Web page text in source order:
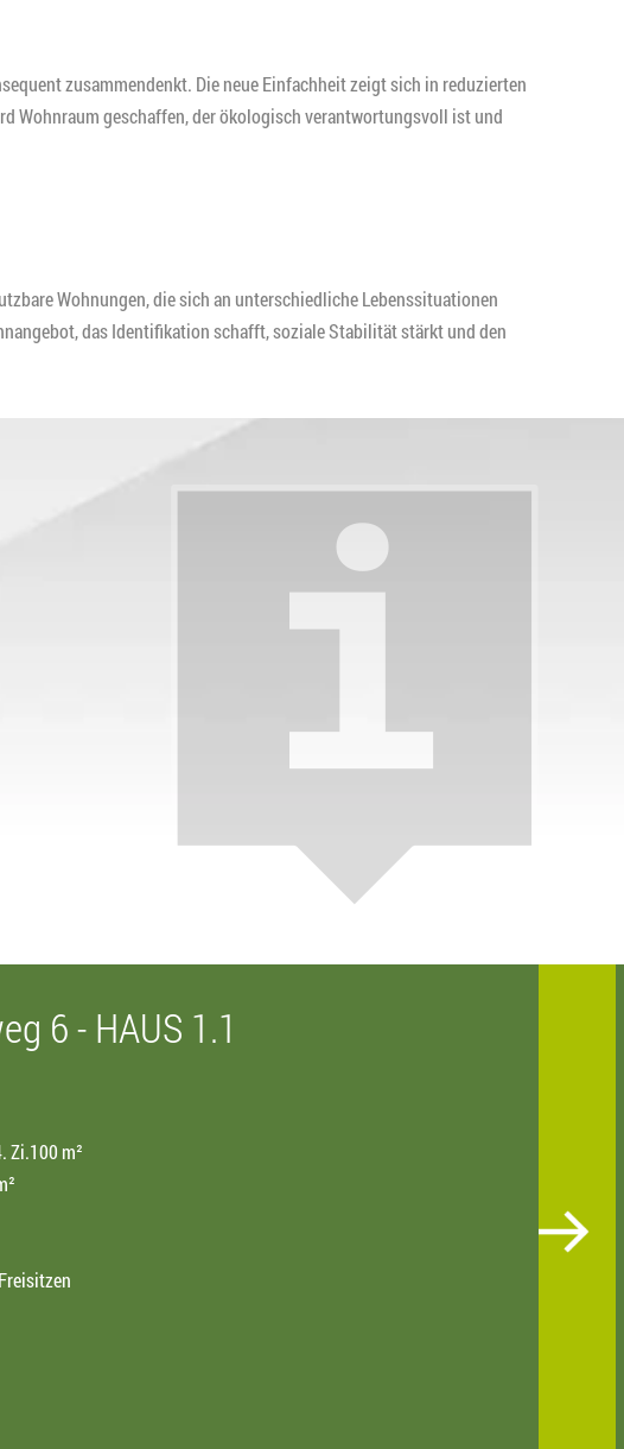
zusammendenkt. Die neue Einfachheit zeigt sich in reduzierten
Wohnraum geschaffen, der ökologisch verantwortungsvoll ist und
Wohnungen, die sich an unterschiedliche Lebenssituationen
das Identifikation schafft, soziale Stabilität stärkt und den
6 - HAUS 1.1
Zi.100 m²